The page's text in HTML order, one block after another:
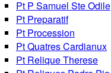
Pt P Samuel Ste Odile
Pt Preparatif
Pt Procession
Pt Quatres Cardianux
Pt Relique Therese